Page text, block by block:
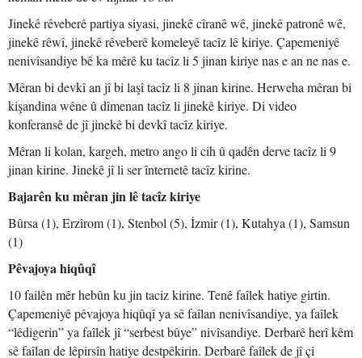
Jinekê rêveberê partiya siyasi, jinekê cîranê wê, jinekê patronê wê,
jinekê rêwî, jinekê rêveberê komeleyê tacîz lê kiriye. Çapemeniyê
nenivîsandiye bê ka mêrê ku tacîz li 5 jinan kiriye nas e an ne nas e.
Mêran bi devkî an jî bi laşî tacîz li 8 jinan kirine. Herweha mêran bi
kişandina wêne û dîmenan tacîz li jinekê kiriye. Di video
konferansê de jî jinekê bi devkî tacîz kiriye.
Mêran li kolan, kargeh, metro ango li cih û qadên derve tacîz li 9
jinan kirine. Jinekê jî li ser înternetê tacîz kirine.
Bajarên ku mêran jin lê tacîz kiriye
Bûrsa (1), Erzîrom (1), Stenbol (5), İzmir (1), Kutahya (1), Samsun
(1)
Pêvajoya hiqûqî
10 failên mêr hebûn ku jin taciz kirine. Tenê faîlek hatiye girtin.
Çapemeniyê pêvajoya hiqûqî ya sê faîlan nenivîsandiye, ya faîlek
“lêdigerin” ya faîlek jî “serbest bûye” nivîsandiye. Derbarê herî kêm
sê faîlan de lêpirsîn hatiye destpêkirin. Derbarê faîlek de jî çi